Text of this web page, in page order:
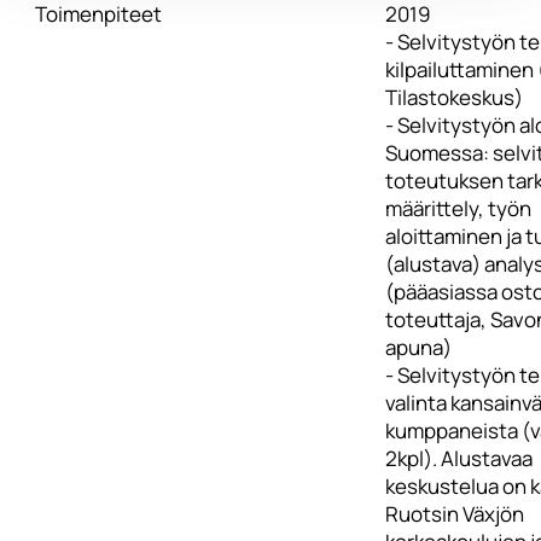
Toimenpiteet
2019
- Selvitystyön
kilpailuttaminen
Tilastokeskus)
- Selvitystyön
Suomessa:
toteutuksen
määrittely, työn
aloittaminen ja
(alustava)
(pääasiassa
toteuttaja,
apuna)
- Selvitystyön
valinta
kumppaneista
2kpl). Alustavaa
keskustelua on
Ruotsin Växjön